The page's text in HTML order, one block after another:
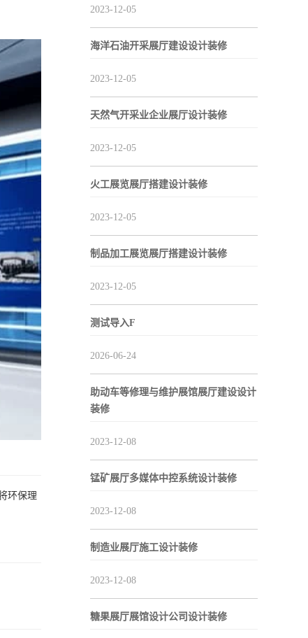
环保理
2023-12-05
海洋石油开采展厅建设设计装修
2023-12-05
天然气开采业企业展厅设计装修
2023-12-05
火工展览展厅搭建设计装修
2023-12-05
制品加工展览展厅搭建设计装修
2023-12-05
测试导入F
2026-06-24
助动车等修理与维护展馆展厅建设设计
装修
2023-12-08
锰矿展厅多媒体中控系统设计装修
2023-12-08
制造业展厅施工设计装修
2023-12-08
糖果展厅展馆设计公司设计装修